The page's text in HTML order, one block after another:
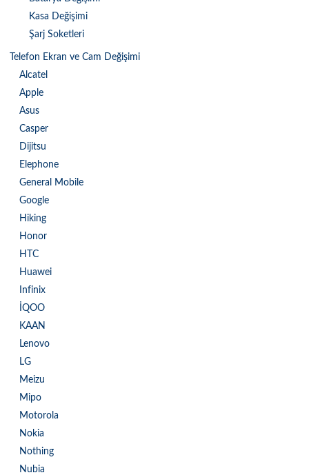
Kasa Değişimi
Şarj Soketleri
Telefon Ekran ve Cam Değişimi
Alcatel
Apple
Asus
Casper
Dijitsu
Elephone
General Mobile
Google
Hiking
Honor
HTC
Huawei
Infinix
İQOO
KAAN
Lenovo
LG
Meizu
Mipo
Motorola
Nokia
Nothing
Nubia